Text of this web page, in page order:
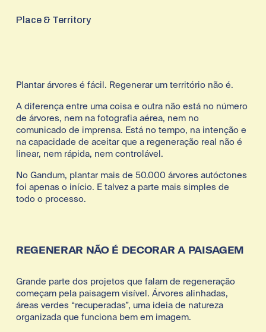
Place & Territory
Plantar árvores é fácil. Regenerar um território não é.
A diferença entre uma coisa e outra não está no número
de árvores, nem na fotografia aérea, nem no
comunicado de imprensa. Está no tempo, na intenção e
na capacidade de aceitar que a regeneração real não é
linear, nem rápida, nem controlável.
No Gandum, plantar mais de 50.000 árvores autóctones
foi apenas o início. E talvez a parte mais simples de
todo o processo.
REGENERAR NÃO É DECORAR A PAISAGEM
Grande parte dos projetos que falam de regeneração
começam pela paisagem visível. Árvores alinhadas,
áreas verdes “recuperadas”, uma ideia de natureza
organizada que funciona bem em imagem.